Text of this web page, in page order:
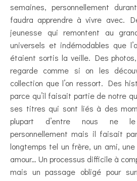
semaines, personnellement
faudra apprendre à vivre avec.
jeunesse qui remontent au
universels et indémodables que
étaient sortis la veille. Des
regarde comme si on les
collection que l’on ressort. Des
parce qu’il faisait partie de notre
ses titres qui sont liés à des
plupart d’entre nous ne le
personnellement mais il faisait
longtemps tel un frère, un ami,
amour… Un processus difficile à
mais un passage obligé pour